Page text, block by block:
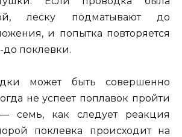
леску подматывают до
и попытка повторяется
до поклевки.
может быть совершенно
не успеет поплавок пройти
семь, как следует реакция
поклевка происходит на